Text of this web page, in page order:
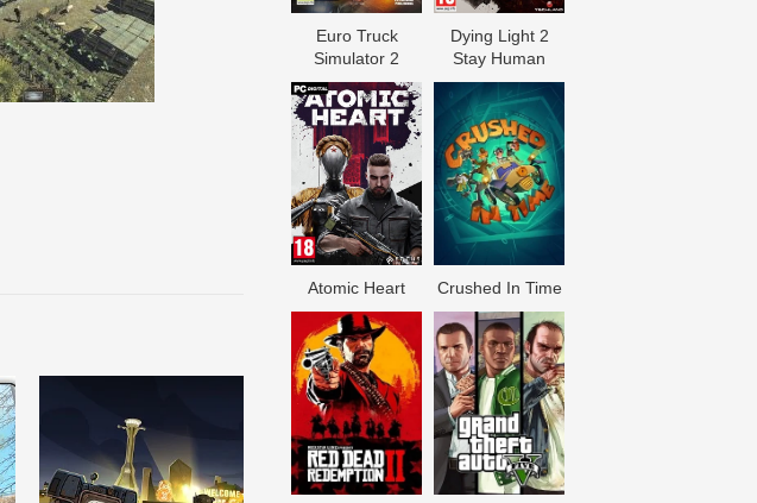
Euro Truck
Simulator 2
Dying Light 2
Stay Human
Atomic Heart Crushed In Time